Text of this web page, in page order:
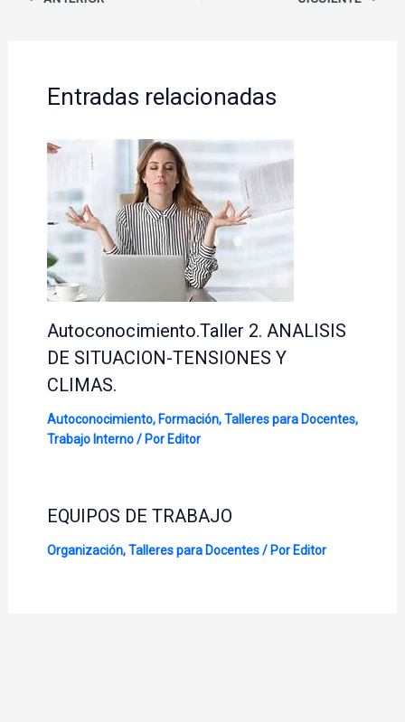
Entradas relacionadas
Autoconocimiento.Taller 2. ANALISIS
DE SITUACION-TENSIONES Y
CLIMAS.
Autoconocimiento, Formación,Talleres para Docentes,
Trabajo Interno/ Por Editor
EQUIPOS DE TRABAJO
Organización,Talleres para Docentes/ Por Editor